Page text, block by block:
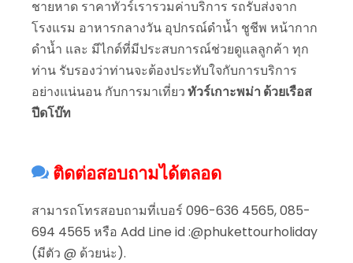
ชายหาด ราคาทัวร์เรารวมค่าบริการ รถรับส่งจาก
โรงแรม อาหารกลางวัน อุปกรณ์ดำน้ำ ชูชีพ หน้ากาก
ดำน้ำ และ มีไกด์ที่มีประสบการณ์ช่วยดูแลลูกค้า ทุก
ท่าน รับรองว่าท่านจะต้องประทับใจกับการบริการ
อย่างแน่นอน กับการมาเที่ยวทัวร์เกาะพม่า ด้วยเรือส
ปีดโบ๊ท
ติดต่อสอบถามได้ตลอด
สามารถโทรสอบถามที่เบอร์ 096-636 4565, 085-
694 4565 หรือ Add Line id :@phukettourholiday
(มีตัว @ ด้วยน่ะ).